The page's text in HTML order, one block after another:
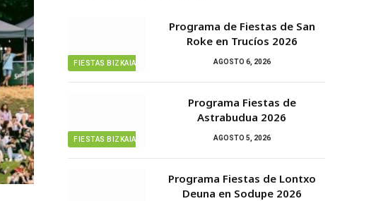
FIESTAS BIZKAIA
Programa de Fiestas de San
Roke en Trucíos 2026
AGOSTO 6, 2026
FIESTAS BIZKAIA
Programa Fiestas de
Astrabudua 2026
AGOSTO 5, 2026
Programa Fiestas de Lontxo
Deuna en Sodupe 2026